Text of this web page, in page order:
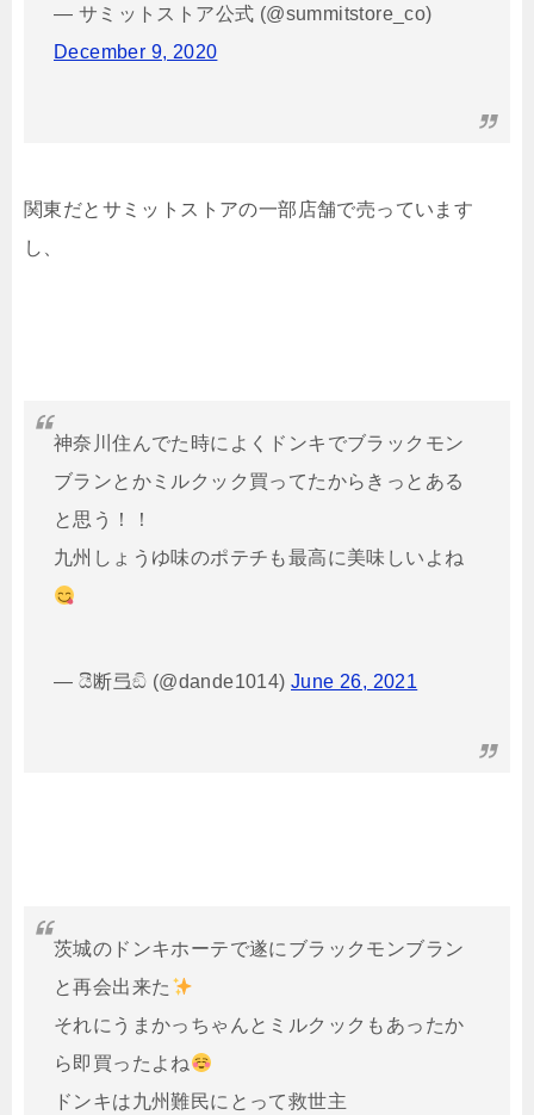
— サミットストア公式 (@summitstore_co)
December 9, 2020
関東だとサミットストアの一部店舗で売っています
し、
神奈川住んでた時によくドンキでブラックモン
ブランとかミルクック買ってたからきっとある
と思う！！
九州しょうゆ味のポテチも最高に美味しいよね
— යී断弖ඞි (@dande1014)June 26, 2021
茨城のドンキホーテで遂にブラックモンブラン
と再会出来た
それにうまかっちゃんとミルクックもあったか
ら即買ったよね
ドンキは九州難民にとって救世主